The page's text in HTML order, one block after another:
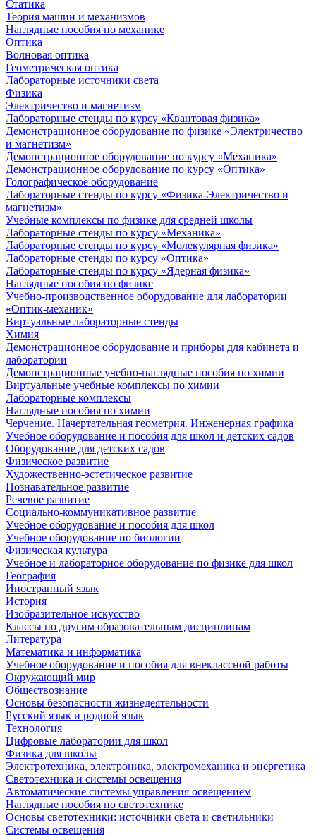
Статика
Теория машин и механизмов
Наглядные пособия по механике
Оптика
Волновая оптика
Геометрическая оптика
Лабораторные источники света
Физика
Электричество и магнетизм
Лабораторные стенды по курсу «Квантовая физика»
Демонстрационное оборудование по физике «Электричество
и магнетизм»
Демонстрационное оборудование по курсу «Механика»
Демонстрационное оборудование по курсу «Оптика»
Голографическое оборудование
Лабораторные стенды по курсу «Физика-Электричество и
магнетизм»
Учебные комплексы по физике для средней школы
Лабораторные стенды по курсу «Механика»
Лабораторные стенды по курсу «Молекулярная физика»
Лабораторные стенды по курсу «Оптика»
Лабораторные стенды по курсу «Ядерная физика»
Наглядные пособия по физике
Учебно-производственное оборудование для лаборатории
«Оптик-механик»
Виртуальные лабораторные стенды
Химия
Демонстрационное оборудование и приборы для кабинета и
лаборатории
Демонстрационные учебно-наглядные пособия по химии
Виртуальные учебные комплексы по химии
Лабораторные комплексы
Наглядные пособия по химии
Черчение. Начертательная геометрия. Инженерная графика
Учебное оборудование и пособия для школ и детских садов
Оборудование для детских садов
Физическое развитие
Художественно-эстетическое развитие
Познавательное развитие
Речевое развитие
Социально-коммуникативное развитие
Учебное оборудование и пособия для школ
Учебное оборудование по биологии
Физическая культура
Учебное и лабораторное оборудование по физике для школ
География
Иностранный язык
История
Изобразительное искусство
Классы по другим образовательным дисциплинам
Литература
Математика и информатика
Учебное оборудование и пособия для внеклассной работы
Окружающий мир
Обществознание
Основы безопасности жизнедеятельности
Русский язык и родной язык
Технология
Цифровые лаборатории для школ
Физика для школы
Электротехника, электроника, электромеханика и энергетика
Светотехника и системы освещения
Автоматические системы управления освещением
Наглядные пособия по светотехнике
Основы светотехники: источники света и светильники
Системы освещения